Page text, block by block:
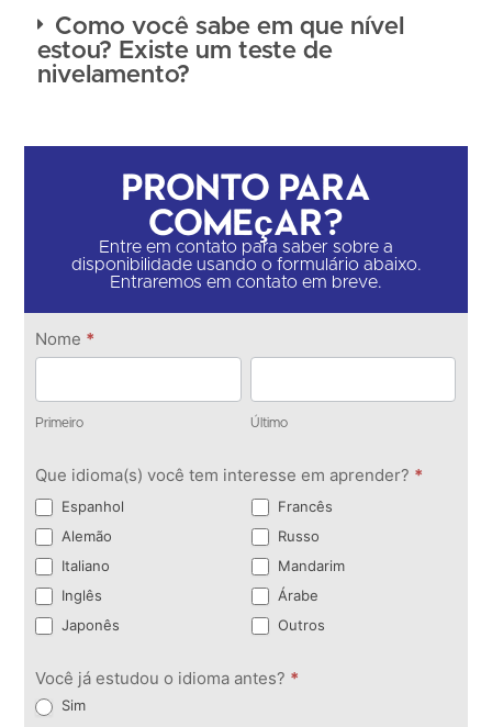
Como você sabe em que nível
estou? Existe um teste de
nivelamento?
Pronto para
começar?
Entre em contato para saber sobre a
disponibilidade usando o formulário abaixo.
Entraremos em contato em breve.
Entre
em
contato
Nome *
Primeiro Último
Que idioma(s) você tem interesse em aprender? *
Espanhol
Francês
Alemão
Russo
Italiano
Mandarim
Inglês
Árabe
Japonês
Outros
Você já estudou o idioma antes? *
Sim